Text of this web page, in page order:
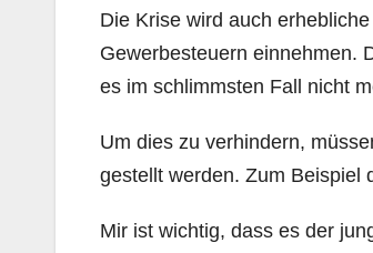
Die Krise wird auch
Gewerbesteuern einnehmen.
es im schlimmsten Fall nicht
Um dies zu verhindern,
gestellt werden. Zum Beispiel
Mir ist wichtig, dass es der